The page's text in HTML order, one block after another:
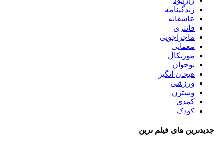
زندگینامه
عاشقانه
فانتزی
ماجراجویی
معمایی
موزیکال
نوجوان
هیجان انگیز
ورزشی
وسترن
کمدی
کودک
جدیدترین های فیلم ترین